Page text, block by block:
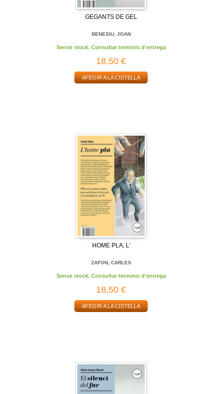
GEGANTS DE GEL
BENESIU, JOAN
Sense stock. Consultar terminis d'entrega
18,50 €
AFEGIR A LA CISTELLA
HOME PLA, L'
ZAFON, CARLES
Sense stock. Consultar terminis d'entrega
18,50 €
AFEGIR A LA CISTELLA